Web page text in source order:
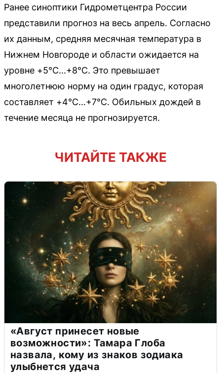
Ранее синоптики Гидрометцентра России
представили прогноз на весь апрель. Согласно
их данным, средняя месячная температура в
Нижнем Новгороде и области ожидается на
уровне +5°C...+8°C. Это превышает
многолетнюю норму на один градус, которая
составляет +4°C...+7°C. Обильных дождей в
течение месяца не прогнозируется.
ЧИТАЙТЕ ТАКЖЕ
«Август принесет новые
возможности»: Тамара Глоба
назвала, кому из знаков зодиака
улыбнется удача